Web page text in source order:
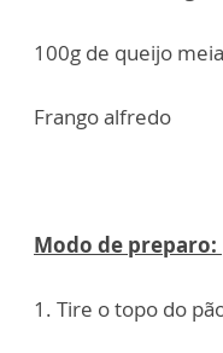
100g de queijo
Frango alfredo
Modo de preparo:
1. Tire o topo do